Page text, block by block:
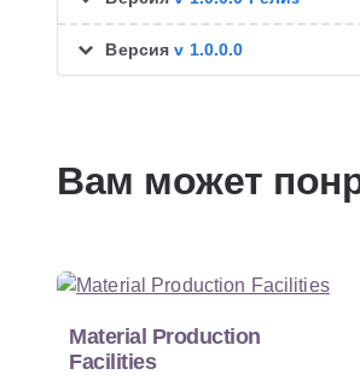
Версияv 1.0.0.0
Вам может
Material Production
Facilities